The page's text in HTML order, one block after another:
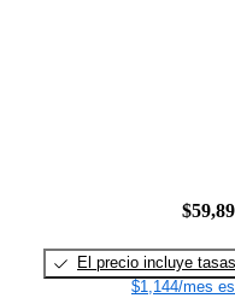
El precio incluye tasas
$1,144/mes